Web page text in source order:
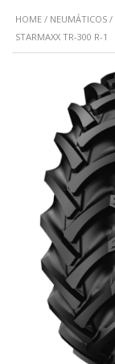
HOME / NEUMÁTICOS /
STARMAXX TR-300 R-1